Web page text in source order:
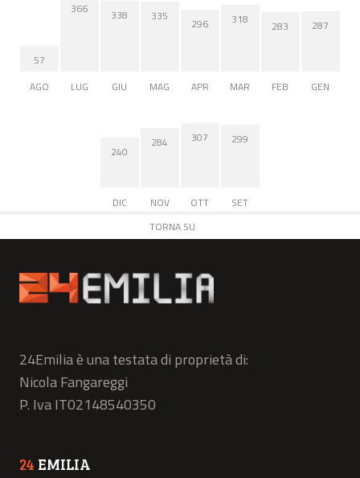
57
AGO
366
LUG
338
GIU
335
MAG
296
APR
318
MAR
283
FEB
287
GEN
240
DIC
284
NOV
307
OTT
299
SET
TORNA SU
24Emilia è una testata di proprietà di:
Nicola Fangareggi
P. Iva IT02148540350
24 EMILIA